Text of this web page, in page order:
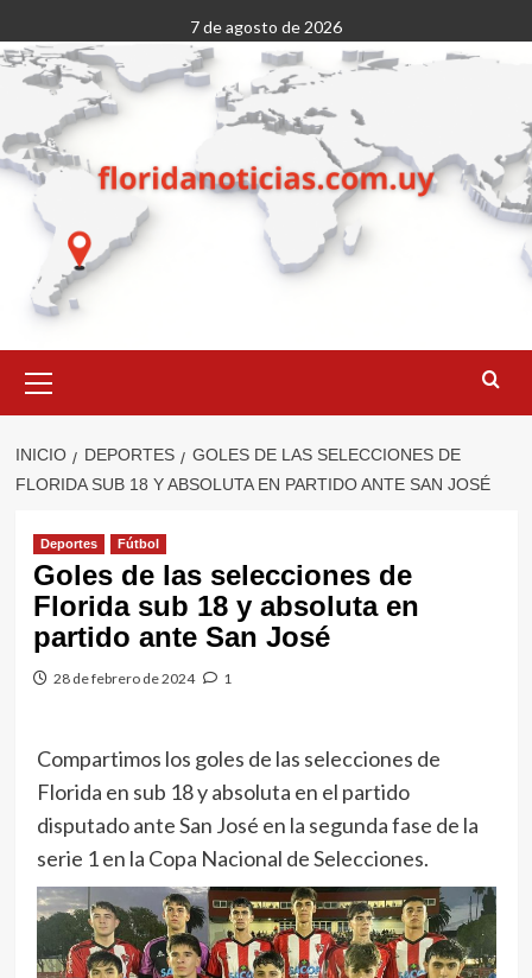
al
contenido
7 de agosto de 2026
primario
INICIO DEPORTES
GOLES DE LAS SELECCIONES DE
FLORIDA SUB 18 Y ABSOLUTA EN PARTIDO ANTE SAN JOSÉ
Deportes Fútbol
Goles de las selecciones de
Florida sub 18 y absoluta en
partido ante San José
28 de febrero de 2024 1
Compartimos los goles de las selecciones de
Florida en sub 18 y absoluta en el partido
disputado ante San José en la segunda fase de la
serie 1 en la Copa Nacional de Selecciones.